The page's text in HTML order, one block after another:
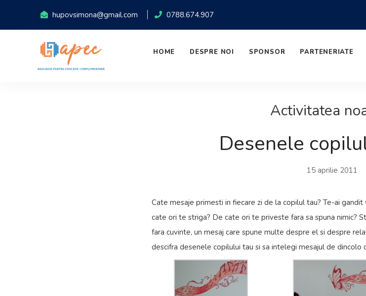
hupovsimona@gmail.com 0788.674.907
HOME DESPRE NOI SPONSOR PARTENERIATE
Activitatea
Desenele
15 aprilie 2011
Cate mesaje primesti in fiecare zi de la copilul tau? Te-ai
cate ori te striga? De cate ori te priveste fara sa spuna nimic?
fara cuvinte, un mesaj care spune multe despre el si despre
descifra desenele copilului tau si sa intelegi mesajul de dincolo